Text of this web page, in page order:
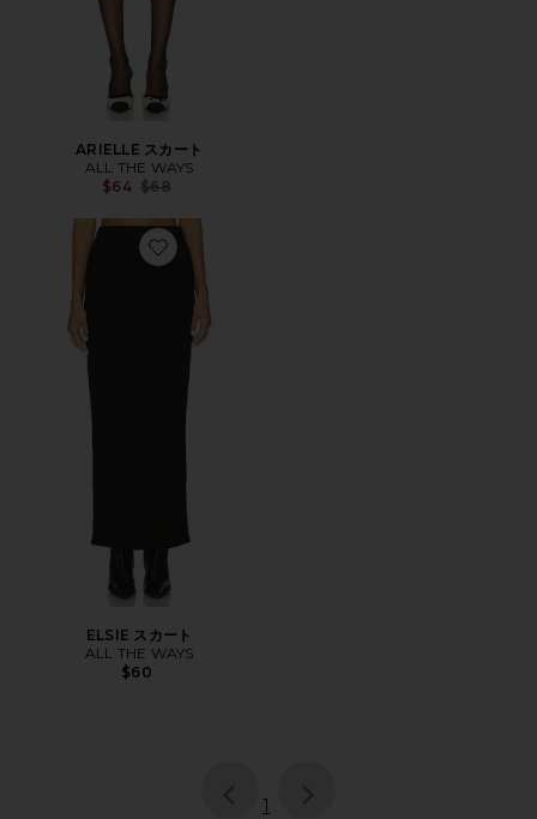
ARIELLE スカート
ALL THE WAYS
$64 Previous price:
$68
Favorite ELSIE スカート
ELSIE スカート
ALL THE WAYS
$60
page
1